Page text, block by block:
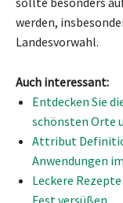
werden,
Landesvorwahl.
Auch interessant:
Entdecken Sie
schönsten Orte
Attribut
Anwendungen
Leckere
Fest versüßen